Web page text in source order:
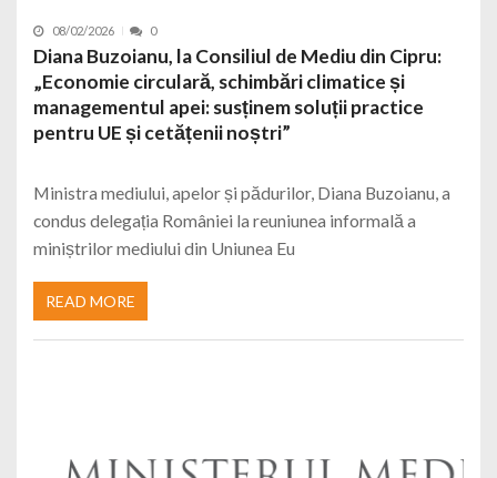
08/02/2026 0
Diana Buzoianu, la Consiliul de Mediu din Cipru:
„Economie circulară, schimbări climatice și
managementul apei: susținem soluții practice
pentru UE și cetățenii noștri”
Ministra mediului, apelor și pădurilor, Diana Buzoianu, a
condus delegația României la reuniunea informală a
miniștrilor mediului din Uniunea Eu
READ MORE